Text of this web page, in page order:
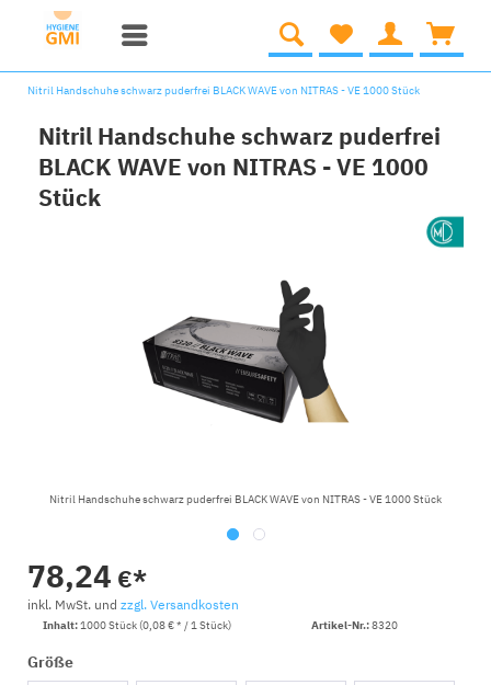
Nitril Handschuhe schwarz puderfrei BLACK WAVE von NITRAS - VE 1000 Stück
Nitril Handschuhe schwarz puderfrei
BLACK WAVE von NITRAS - VE 1000
Stück
Nitril Handschuhe schwarz puderfrei BLACK WAVE von NITRAS - VE 1000 Stück
78,24 €*
inkl. MwSt. und zzgl. Versandkosten
Inhalt:1000 Stück (0,08 € * / 1 Stück) Artikel-Nr.:8320
Größe